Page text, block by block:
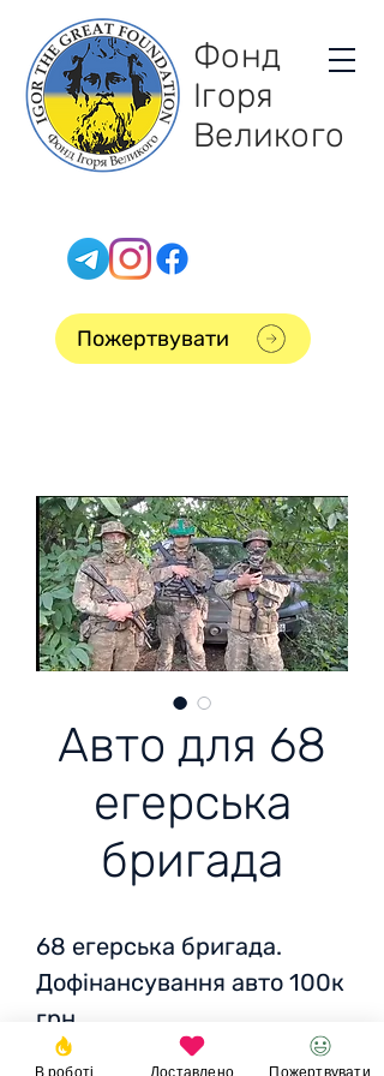
Фонд
Ігоря
Великого
Пожертвувати
Авто для 68
егерська
бригада
68 егерська бригада.
Дофінансування авто 100к
грн
Вартість: 210 000 грн
В роботі Доставлено Пожертвувати